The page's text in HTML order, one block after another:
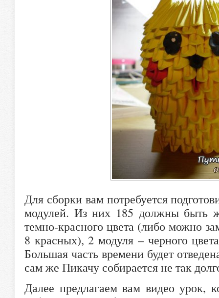
Для сборки вам потребуется
модулей. Из них 185 должны быть
темно-красного цвета (либо можно
8 красных), 2 модуля – черного
Большая часть времени будет
сам же Пикачу собирается не так
Далее предлагаем вам видео урок,